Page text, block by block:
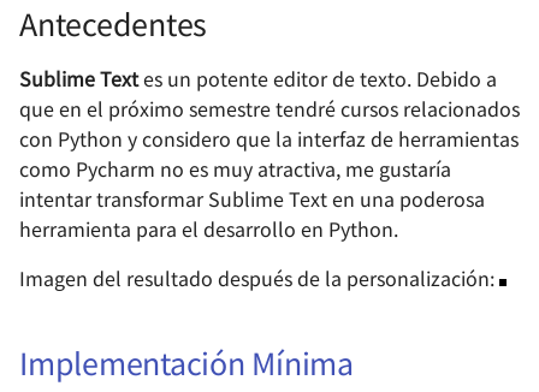
a
l
i
z
a
d
b
Protocolos de
comunicación
Diseño de energía
Integridad de señal y
Software y herramientas
Prueba de señal mixta
ATE
Sintaxis de codificación
ATE
Aprendizaje Automático
Otros
mochila de escape
El impacto de la
inteligencia artificial en
elecciones profesionales
futuras
Leyendo "Hackers &
THE Hack 2019
硬件行业趋势与个人的选
现代都市与末日田园
雨
RoboMaster 赛后随笔
aplicaciones
autohospedadas
(Docker)
Manager
Homelab - Tool for
Penetration frp
Homelab - Alternativa
gratuita para la travesía
red local: Cloudflared
en línea code-server
Guía de Inicio de ESXi
Montar un disco NAS de
Synology en Linux para
ampliar el espacio (NFS)
RSS con RSSHub en
Synology Docker
Configuración de
Bitwarden como
administrador de
contraseñas en Synology
Docker
Uso de acme.sh para la
(Docker en Synology)
conocimientos personal -
Basada en Docusaurus
Cómo escribir un
currículum utilizando
Markdown
Auto-i18n: Using the
Automatic Multilingual
Translation Tool with
Registro de modificaciones
Configuración Detallada
Descarga e Instalación del
Software
Gestor de Paquetes e
Instalación de
Complementos
Adaptación al Chino
Antecedentes
Sublime Textes un potente editor de texto. Debido a
que en el próximo semestre tendré cursos relacionados
con Python y considero que la interfaz de herramientas
como Pycharm no es muy atractiva, me gustaría
intentar transformar Sublime Text en una poderosa
herramienta para el desarrollo en Python.
Imagen del resultado después de la personalización:
Implementación Mínima